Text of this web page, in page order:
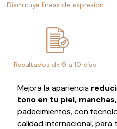
Disminuye líneas de expresión
Resultados de 9 a 10 días
Mejora la apariencia
tono en tu piel,
padecimientos, con
calidad internacional, para